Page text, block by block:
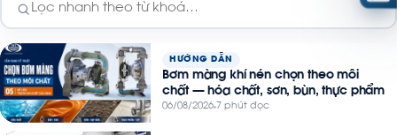
HƯỚNG DẪN
Bơm màng khí nén chọn theo môi
chất — hóa chất, sơn, bùn, thực phẩm
06/08/2026 7 phút đọc